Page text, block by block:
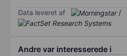
Data leveret af /
Andre var interesserede i